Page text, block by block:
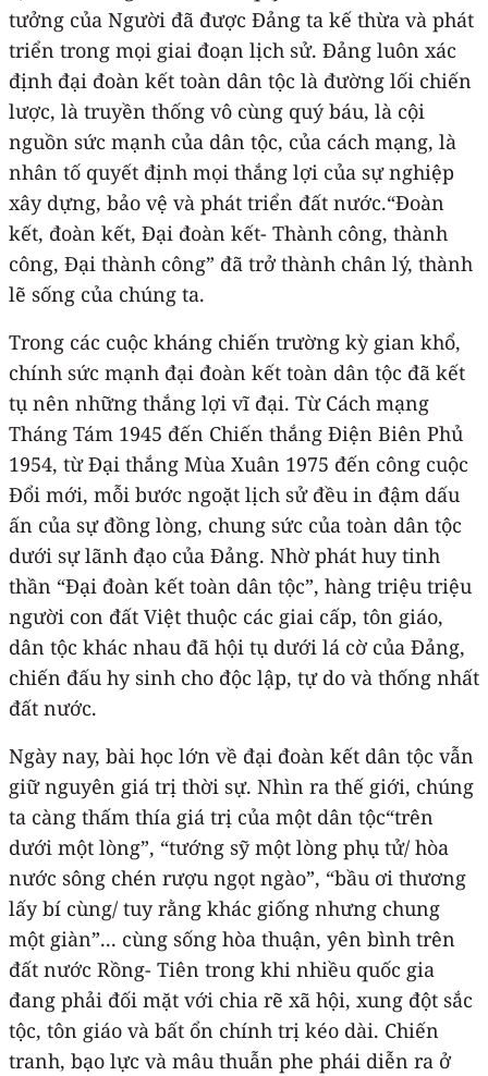
tưởng của Người đã được Đảng ta kế thừa và phát
triển trong mọi giai đoạn lịch sử. Đảng luôn xác
định đại đoàn kết toàn dân tộc là đường lối chiến
lược, là truyền thống vô cùng quý báu, là cội
nguồn sức mạnh của dân tộc, của cách mạng, là
nhân tố quyết định mọi thắng lợi của sự nghiệp
xây dựng, bảo vệ và phát triển đất nước.“Đoàn
kết, đoàn kết, Đại đoàn kết- Thành công, thành
công, Đại thành công” đã trở thành chân lý, thành
lẽ sống của chúng ta.
Trong các cuộc kháng chiến trường kỳ gian khổ,
chính sức mạnh đại đoàn kết toàn dân tộc đã kết
tụ nên những thắng lợi vĩ đại. Từ Cách mạng
Tháng Tám 1945 đến Chiến thắng Điện Biên Phủ
1954, từ Đại thắng Mùa Xuân 1975 đến công cuộc
Đổi mới, mỗi bước ngoặt lịch sử đều in đậm dấu
ấn của sự đồng lòng, chung sức của toàn dân tộc
dưới sự lãnh đạo của Đảng. Nhờ phát huy tinh
thần “Đại đoàn kết toàn dân tộc”, hàng triệu triệu
người con đất Việt thuộc các giai cấp, tôn giáo,
dân tộc khác nhau đã hội tụ dưới lá cờ của Đảng,
chiến đấu hy sinh cho độc lập, tự do và thống nhất
đất nước.
Ngày nay, bài học lớn về đại đoàn kết dân tộc vẫn
giữ nguyên giá trị thời sự. Nhìn ra thế giới, chúng
ta càng thấm thía giá trị của một dân tộc“trên
dưới một lòng”, “tướng sỹ một lòng phụ tử/ hòa
nước sông chén rượu ngọt ngào”, “bầu ơi thương
lấy bí cùng/ tuy rằng khác giống nhưng chung
một giàn”... cùng sống hòa thuận, yên bình trên
đất nước Rồng- Tiên trong khi nhiều quốc gia
đang phải đối mặt với chia rẽ xã hội, xung đột sắc
tộc, tôn giáo và bất ổn chính trị kéo dài. Chiến
tranh, bạo lực và mâu thuẫn phe phái diễn ra ở